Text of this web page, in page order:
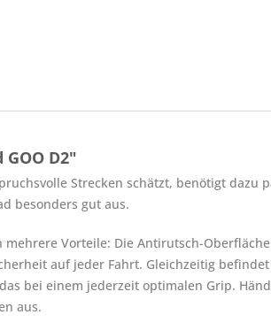
D2"
Strecken schätzt, benötigt dazu
besonders gut aus.
Vorteile: Die Antirutsch-
auf jeder Fahrt. Gleichzeitig
bei einem jederzeit optimalen Grip.
aus.